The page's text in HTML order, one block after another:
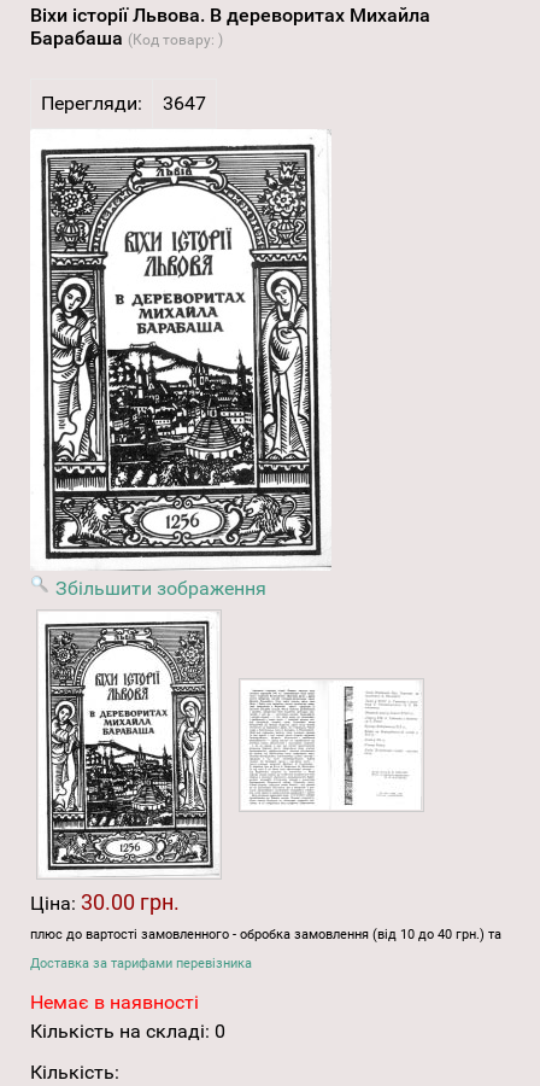
Віхи історії Львова. В дереворитах Михайла
Барабаша (Код товару: )
Перегляди: 3647
Збільшити зображення
Ціна: 30.00 грн.
плюс до вартості замовленного - обробка замовлення (від 10 до 40 грн.) та
Доставка за тарифами перевізника
Немає в наявності
Кількість на складі: 0
Кількість: